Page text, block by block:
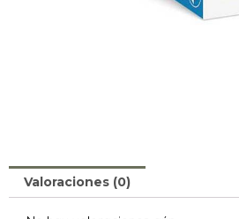
Valoraciones (0)